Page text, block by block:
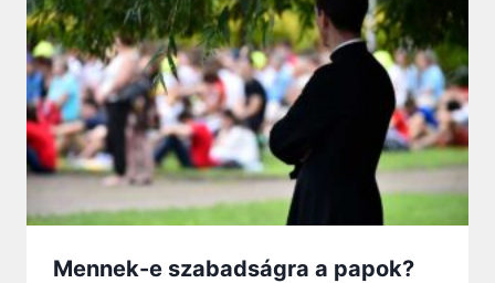
Mennek-e szabadságra a papok?